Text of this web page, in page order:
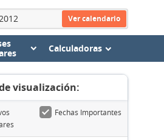
Ver calendario
Calculadoras
visualización:
Fechas Importantes